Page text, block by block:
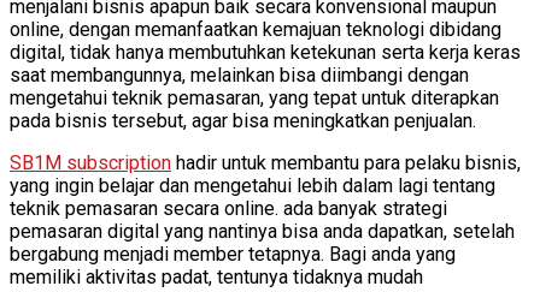
menjalani bisnis apapun baik secara konvensional maupun
online, dengan memanfaatkan kemajuan teknologi dibidang
digital, tidak hanya membutuhkan ketekunan serta kerja keras
saat membangunnya, melainkan bisa diimbangi dengan
mengetahui teknik pemasaran, yang tepat untuk diterapkan
pada bisnis tersebut, agar bisa meningkatkan penjualan.
SB1M subscription hadir untuk membantu para pelaku bisnis,
yang ingin belajar dan mengetahui lebih dalam lagi tentang
teknik pemasaran secara online. ada banyak strategi
pemasaran digital yang nantinya bisa anda dapatkan, setelah
bergabung menjadi member tetapnya. Bagi anda yang
memiliki aktivitas padat, tentunya tidaknya mudah